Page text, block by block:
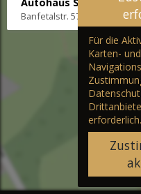
Banfetalstr. 57, 57334 Bad
Für die
Karten- und
erforderlich.